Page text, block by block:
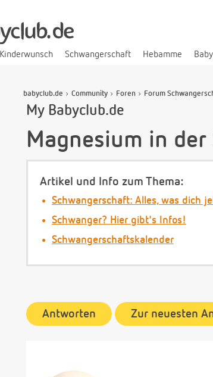
Kinderwunsch Schwangerschaft Hebamme Baby
babyclub.de Community Foren Forum
My Babyclub.de
Magnesium in
Artikel und Info zum Thema:
Schwangerschaft: Alles, was dich
Schwanger? Hier gibt's Infos!
Schwangerschaftskalender
Antworten Zur neuesten